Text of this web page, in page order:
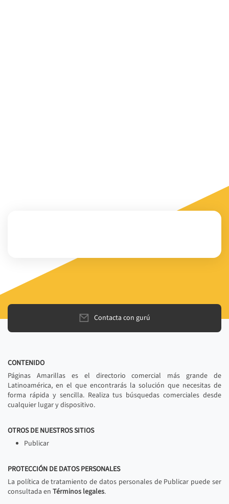
Contacta con gurú
CONTENIDO
Páginas Amarillas es el directorio comercial más grande de
Latinoamérica, en el que encontrarás la solución que necesitas de
forma rápida y sencilla. Realiza tus búsquedas comerciales desde
cualquier lugar y dispositivo.
OTROS DE NUESTROS SITIOS
Publicar
PROTECCIÓN DE DATOS PERSONALES
La política de tratamiento de datos personales de Publicar puede ser
consultada en Términos legales.